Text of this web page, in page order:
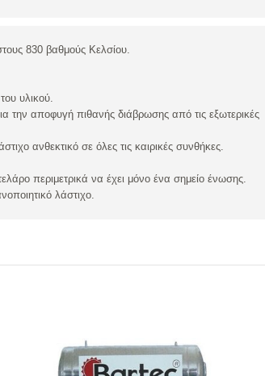
830 βαθμούς Κελσίου.
υλικού.
την αποφυγή πιθανής διάβρωσης από τις εξωτερικές
ανθεκτικό σε όλες τις καιρικές συνθήκες.
περιμετρικά να έχει μόνο ένα σημείο ένωσης.
λάστιχο.